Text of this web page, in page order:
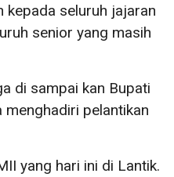
kepada seluruh jajaran
senior yang masih
di sampai kan Bupati
pelantikan
yang hari ini di Lantik.